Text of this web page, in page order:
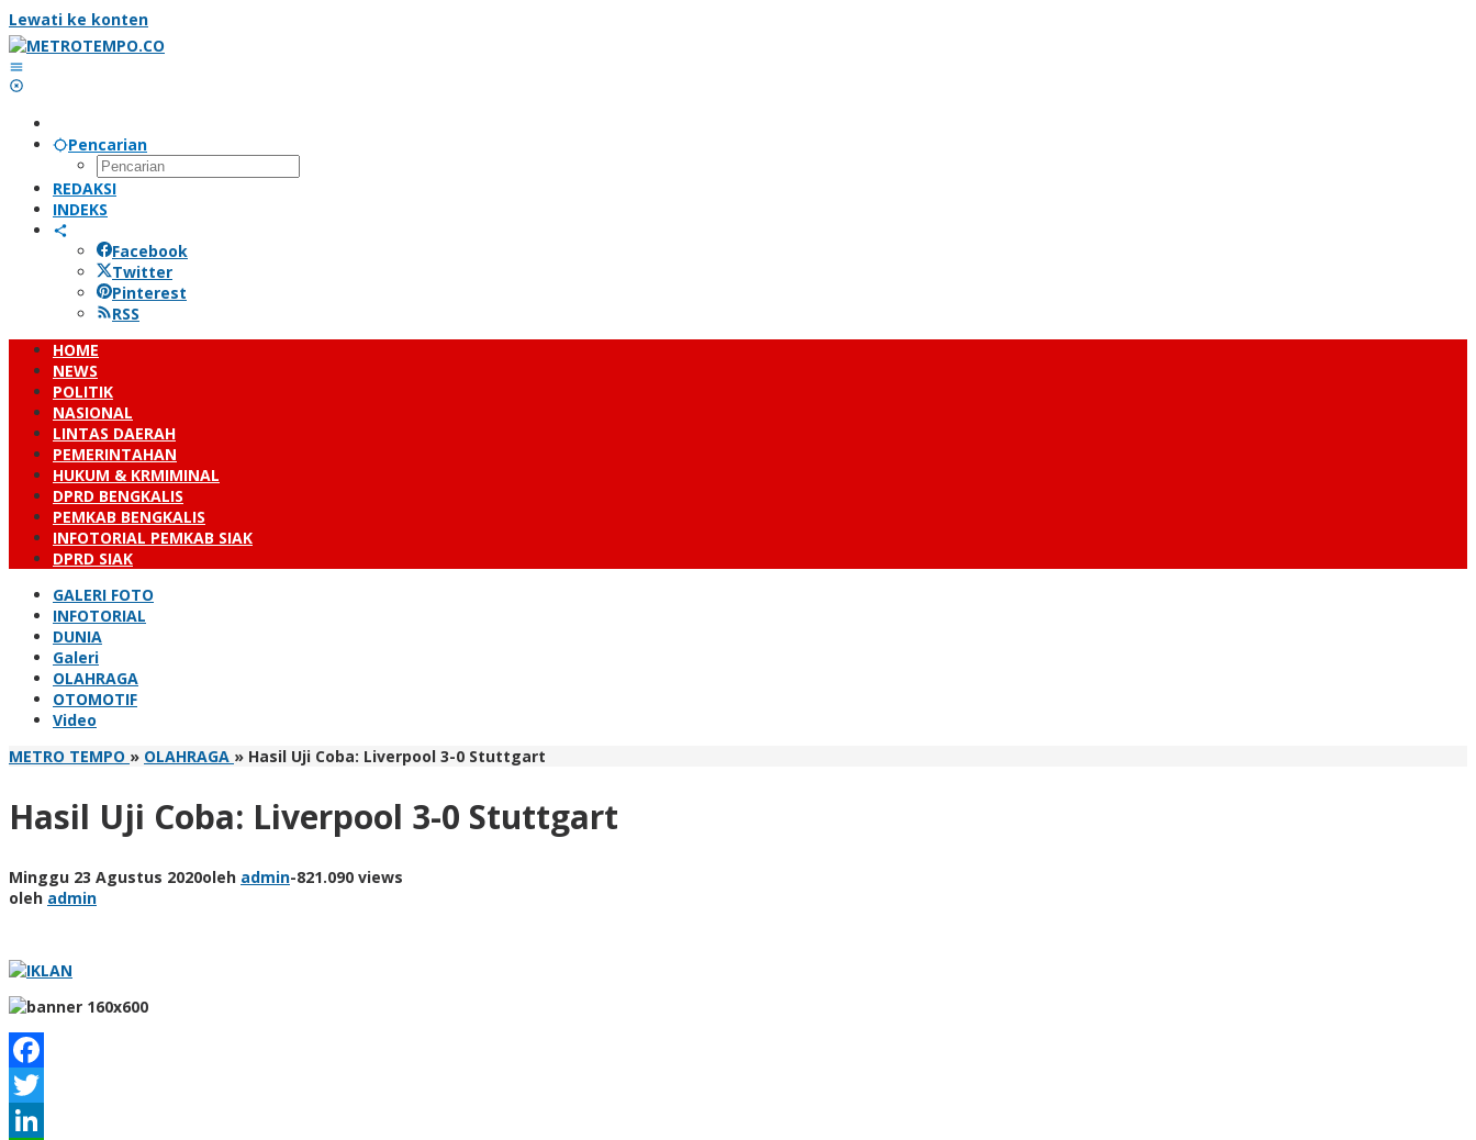
Lewati ke konten
Pencarian
REDAKSI
INDEKS
Facebook
Twitter
Pinterest
RSS
HOME
NEWS
POLITIK
NASIONAL
LINTAS DAERAH
PEMERINTAHAN
HUKUM & KRMIMINAL
DPRD BENGKALIS
PEMKAB BENGKALIS
INFOTORIAL PEMKAB SIAK
DPRD SIAK
GALERI FOTO
INFOTORIAL
DUNIA
Galeri
OLAHRAGA
OTOMOTIF
Video
METRO TEMPO » OLAHRAGA » Hasil Uji Coba: Liverpool 3-0 Stuttgart
Hasil Uji Coba: Liverpool 3-0 Stuttgart
Minggu 23 Agustus 2020oleh admin-821.090 views
oleh admin
Facebook
Twitter